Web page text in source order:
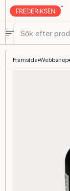
Framsida Webbshop